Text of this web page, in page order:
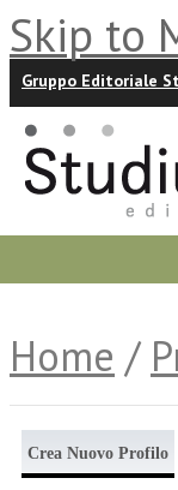
Skip to
Gruppo Editoriale
Home /
Crea Nuovo Profilo